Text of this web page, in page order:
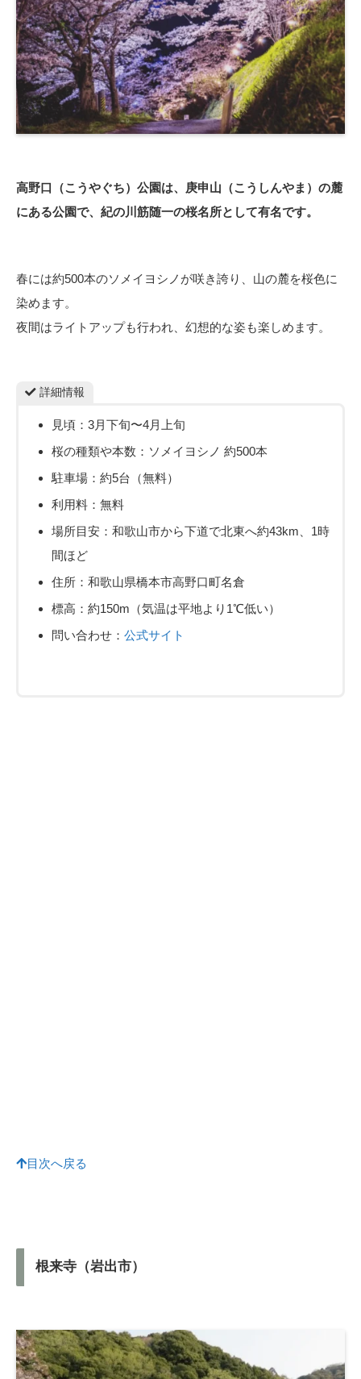
高野口（こうやぐち）公園は、庚申山（こうしんやま）の麓
にある公園で、紀の川筋随一の桜名所として有名です。
春には約500本のソメイヨシノが咲き誇り、山の麓を桜色に
染めます。
夜間はライトアップも行われ、幻想的な姿も楽しめます。
詳細情報
見頃：3月下旬〜4月上旬
桜の種類や本数：ソメイヨシノ 約500本
駐車場：約5台（無料）
利用料：無料
場所目安：和歌山市から下道で北東へ約43km、1時
間ほど
住所：和歌山県橋本市高野口町名倉
標高：約150m（気温は平地より1℃低い）
問い合わせ： 公式サイト
目次へ戻る
根来寺（岩出市）